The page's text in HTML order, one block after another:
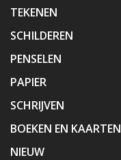
TEKENEN
SCHILDEREN
PENSELEN
PAPIER
SCHRIJVEN
BOEKEN EN KAARTEN
NIEUW